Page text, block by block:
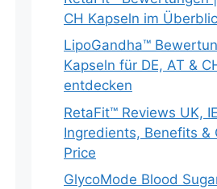
CH Kapseln im
LipoGandha™
Kapseln für DE, AT &
entdecken
RetaFit™ Reviews UK, IE
Ingredients, Benefits &
Price
GlycoMode Blood